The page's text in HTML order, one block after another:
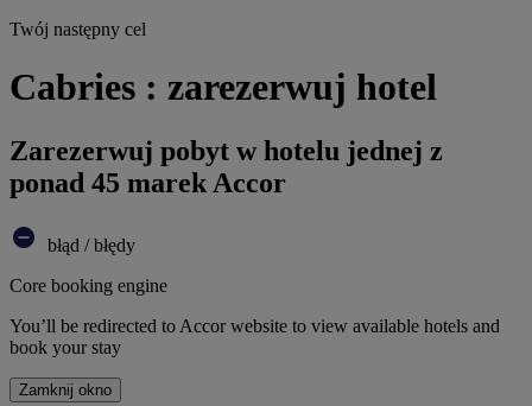
Twój następny cel
Cabries : zarezerwuj hotel
Zarezerwuj pobyt w hotelu jednej z
ponad 45 marek Accor
błąd / błędy
Core booking engine
You’ll be redirected to Accor website to view available hotels and
book your stay
Zamknij okno